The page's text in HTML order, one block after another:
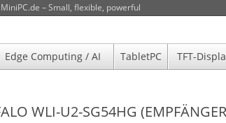
MiniPC.de – Small, flexible, powerful
Edge Computing / AI TabletPC TFT-
WLI-U2-SG54HG